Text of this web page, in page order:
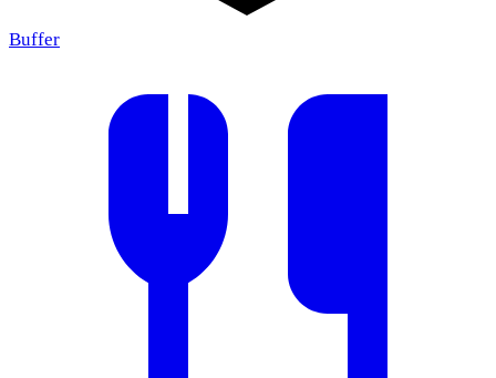
Buffer